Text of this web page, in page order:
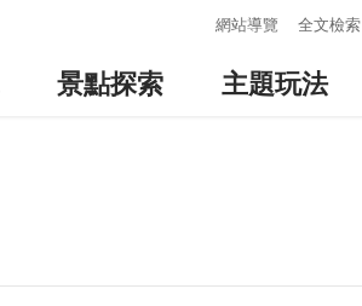
網站導覽 全文檢索
景點探索 主題玩法